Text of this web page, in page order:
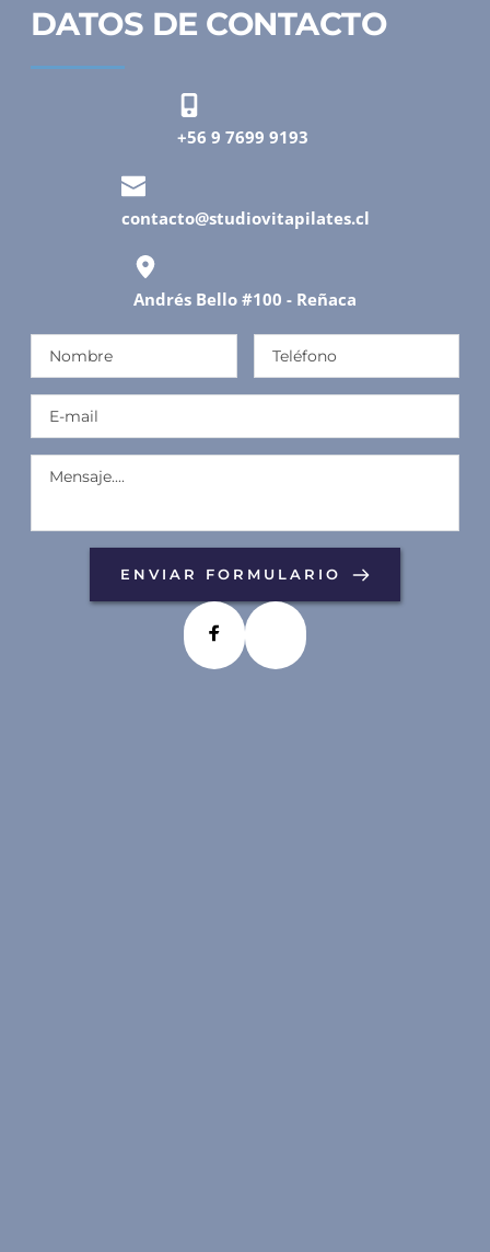
DATOS DE CONTACTO
+56 9 7699 9193
contacto@studiovitapilates.cl
Andrés Bello #100 - Reñaca
ENVIAR FORMULARIO